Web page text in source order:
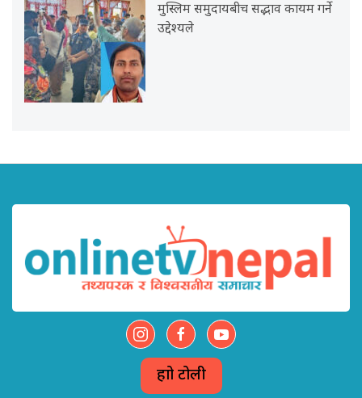
मुस्लिम समुदायबीच सद्भाव कायम गर्ने
उद्देश्यले
हाम्रो टोली